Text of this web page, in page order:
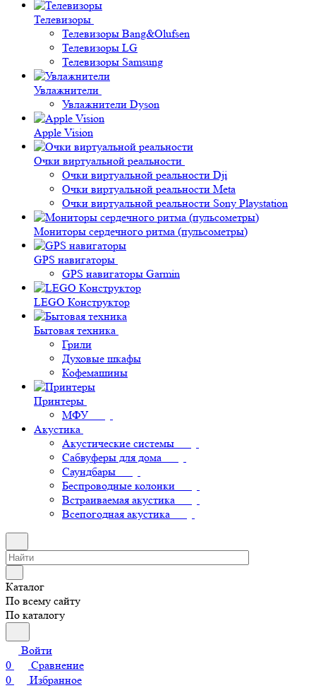
Телевизоры
Телевизоры Bang&Olufsen
Телевизоры LG
Телевизоры Samsung
Увлажнители
Увлажнители Dyson
Apple Vision
Очки виртуальной реальности
Очки виртуальной реальности Dji
Очки виртуальной реальности Meta
Очки виртуальной реальности Sony Playstation
Мониторы сердечного ритма (пульсометры)
GPS навигаторы
GPS навигаторы Garmin
LEGO Конструктор
Бытовая техника
Грили
Духовые шкафы
Кофемашины
Принтеры
МФУ
Акустика
Акустические системы
Сабвуферы для дома
Саундбары
Беспроводные колонки
Встраиваемая акустика
Всепогодная акустика
Каталог
По всему сайту
По каталогу
Войти
0
Сравнение
0
Избранное